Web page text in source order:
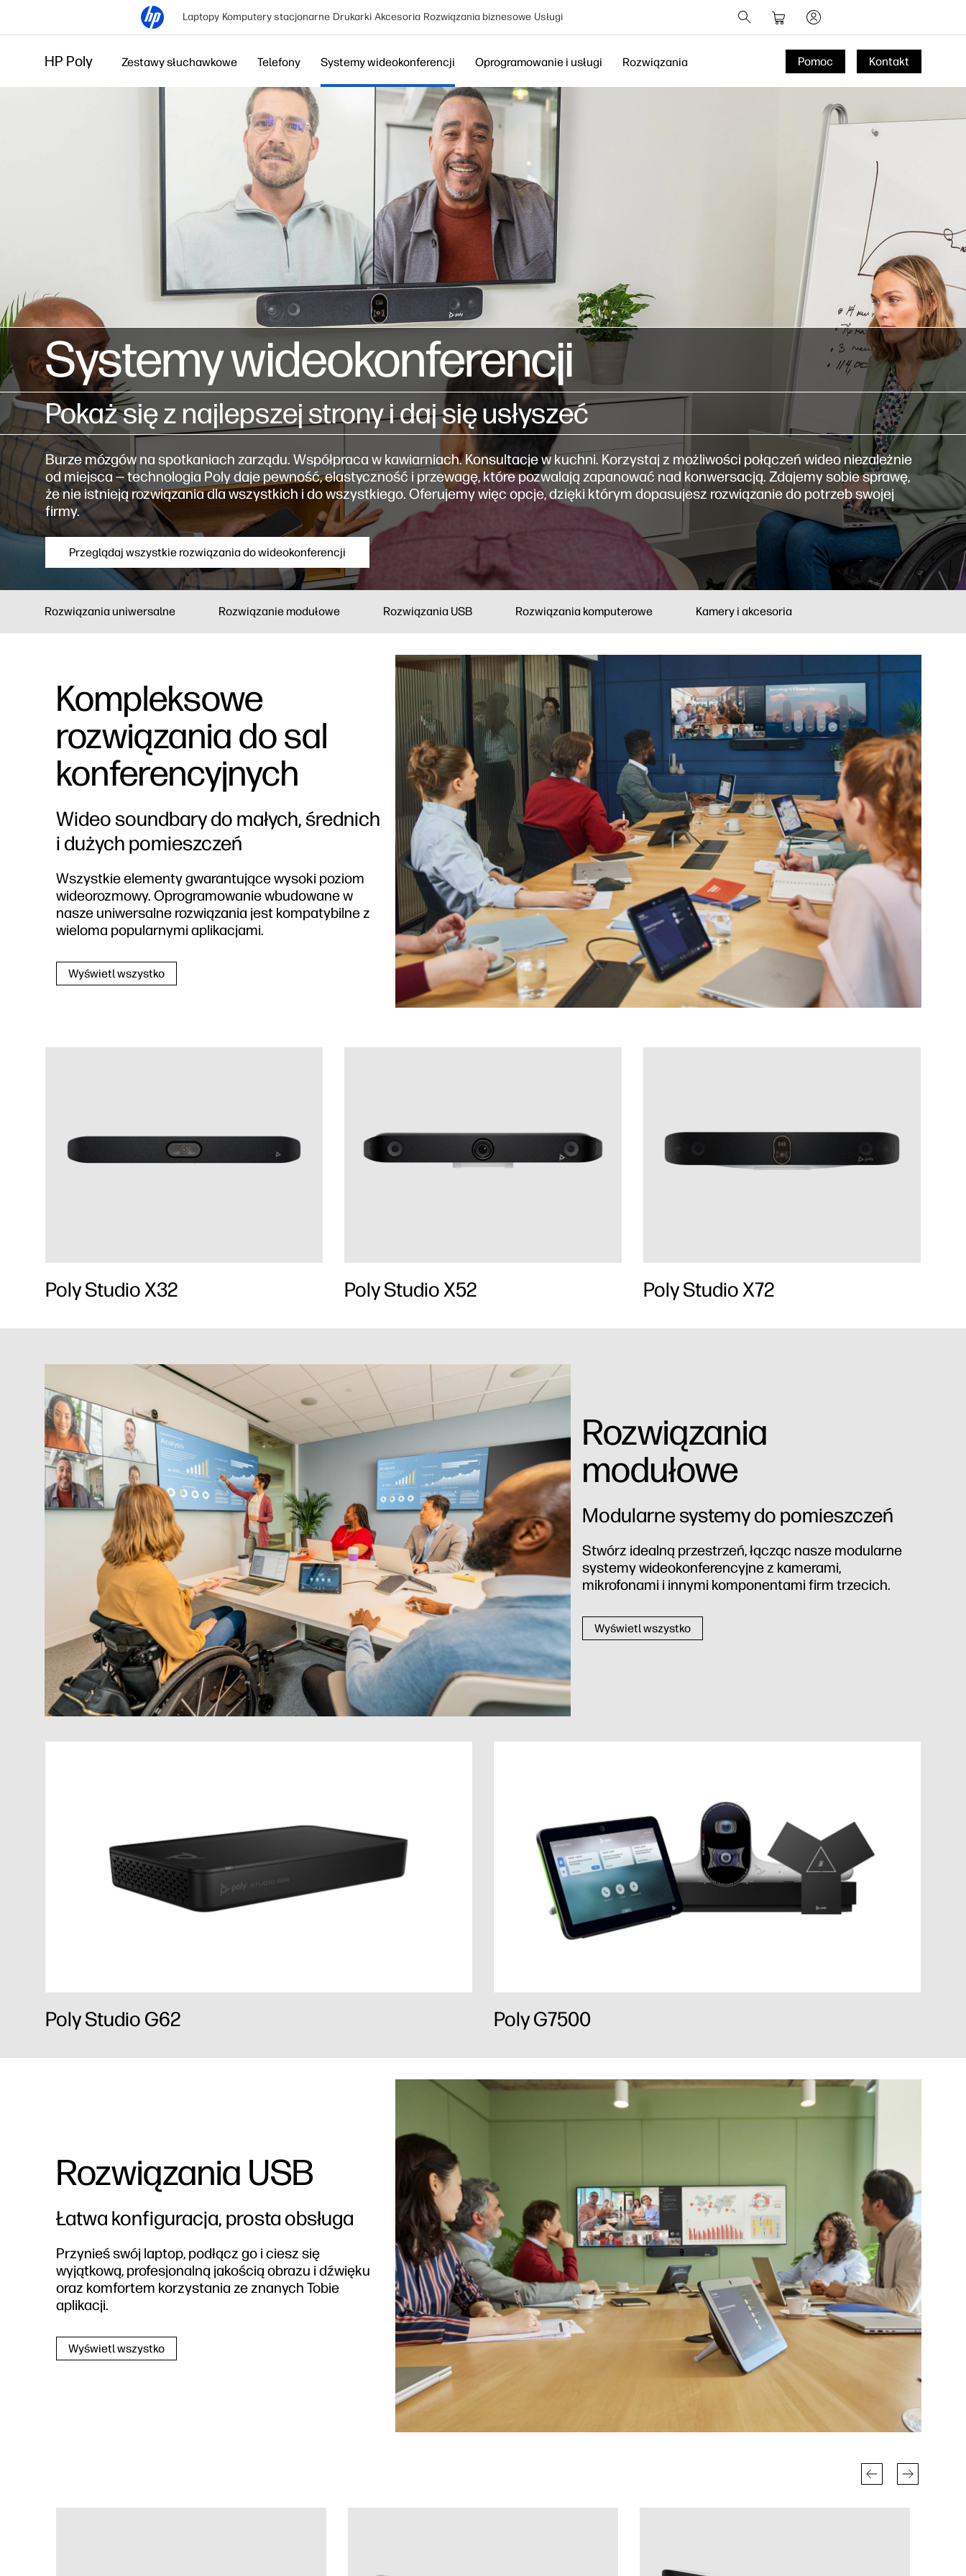
Laptopy Komputery stacjonarne Drukarki Akcesoria Rozwiązania biznesowe Usługi
HP Poly Zestawy słuchawkowe Telefony Systemy wideokonferencji Oprogramowanie i usługi Rozwiązania Pomoc Kontakt
Systemy wideokonferencji
Pokaż się z najlepszej strony i daj się usłyszeć
Burze mózgów na spotkaniach zarządu. Współpraca w kawiarniach. Konsultacje w kuchni. Korzystaj z możliwości połączeń wideo niezależnie
od miejsca — technologia Poly daje pewność, elastyczność i przewagę, które pozwalają zapanować nad konwersacją. Zdajemy sobie sprawę,
że nie istnieją rozwiązania dla wszystkich i do wszystkiego. Oferujemy więc opcje, dzięki którym dopasujesz rozwiązanie do potrzeb swojej
firmy.
Przeglądaj wszystkie rozwiązania do wideokonferencji
Rozwiązania uniwersalne Rozwiązanie modułowe Rozwiązania USB Rozwiązania komputerowe Kamery i akcesoria
Kompleksowe
rozwiązania do sal
konferencyjnych
Wideo soundbary do małych, średnich
i dużych pomieszczeń
Wszystkie elementy gwarantujące wysoki poziom
wideorozmowy. Oprogramowanie wbudowane w
nasze uniwersalne rozwiązania jest kompatybilne z
wieloma popularnymi aplikacjami.
Wyświetl wszystko
Poly Studio X32 Poly Studio X52 Poly Studio X72
Rozwiązania
modułowe
Modularne systemy do pomieszczeń
Stwórz idealną przestrzeń, łącząc nasze modularne
systemy wideokonferencyjne z kamerami,
mikrofonami i innymi komponentami firm trzecich.
Wyświetl wszystko
Poly Studio G62 Poly G7500
Rozwiązania USB
Łatwa konfiguracja, prosta obsługa
Przynieś swój laptop, podłącz go i ciesz się
wyjątkową, profesjonalną jakością obrazu i dźwięku
oraz komfortem korzystania ze znanych Tobie
aplikacji.
Wyświetl wszystko